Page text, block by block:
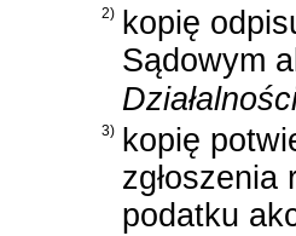
2)
kopię
Sądowym
3)
kopię
podatku